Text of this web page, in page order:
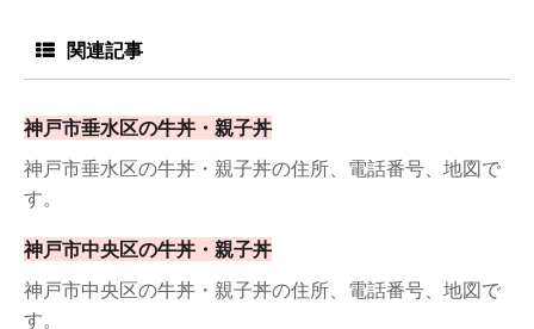
関連記事
神戸市垂水区の牛丼・親子丼
神戸市垂水区の牛丼・親子丼の住所、電話番号、地図で
す。
神戸市中央区の牛丼・親子丼
神戸市中央区の牛丼・親子丼の住所、電話番号、地図で
す。